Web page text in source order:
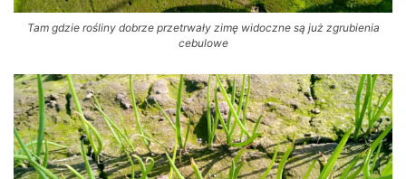
Tam gdzie rośliny dobrze przetrwały zimę widoczne są już zgrubienia
cebulowe